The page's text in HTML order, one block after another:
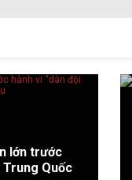
lớn trước
Trung Quốc